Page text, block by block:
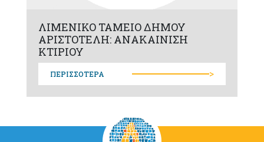
ΛΙΜΕΝΙΚΟ ΤΑΜΕΙΟ ΔΗΜΟΥ
ΑΡΙΣΤΟΤΕΛΗ: ΑΝΑΚΑΙΝΙΣΗ
ΚΤΙΡΙΟΥ
ΠΕΡΙΣΣΟΤΕΡΑ >